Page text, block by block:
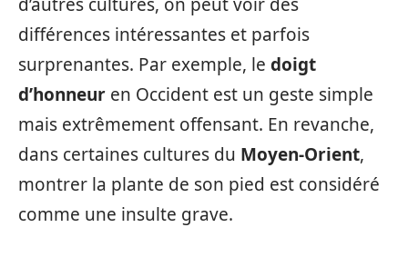
d’autres cultures, on peut voir des
différences intéressantes et parfois
surprenantes. Par exemple, le doigt
d’honneur en Occident est un geste simple
mais extrêmement offensant. En revanche,
dans certaines cultures du Moyen-Orient,
montrer la plante de son pied est considéré
comme une insulte grave.